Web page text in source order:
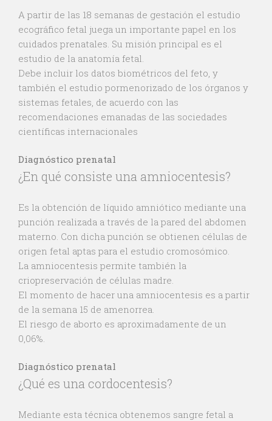
A partir de las 18 semanas de gestación el estudio
ecográfico fetal juega un importante papel en los
cuidados prenatales. Su misión principal es el
estudio de la anatomía fetal.
Debe incluir los datos biométricos del feto, y
también el estudio pormenorizado de los órganos y
sistemas fetales, de acuerdo con las
recomendaciones emanadas de las sociedades
científicas internacionales
Diagnóstico prenatal
¿En qué consiste una amniocentesis?
Es la obtención de líquido amniótico mediante una
punción realizada a través de la pared del abdomen
materno. Con dicha punción se obtienen células de
origen fetal aptas para el estudio cromosómico.
La amniocentesis permite también la
criopreservación de células madre.
El momento de hacer una amniocentesis es a partir
de la semana 15 de amenorrea.
El riesgo de aborto es aproximadamente de un
0,06%.
Diagnóstico prenatal
¿Qué es una cordocentesis?
Mediante esta técnica obtenemos sangre fetal a